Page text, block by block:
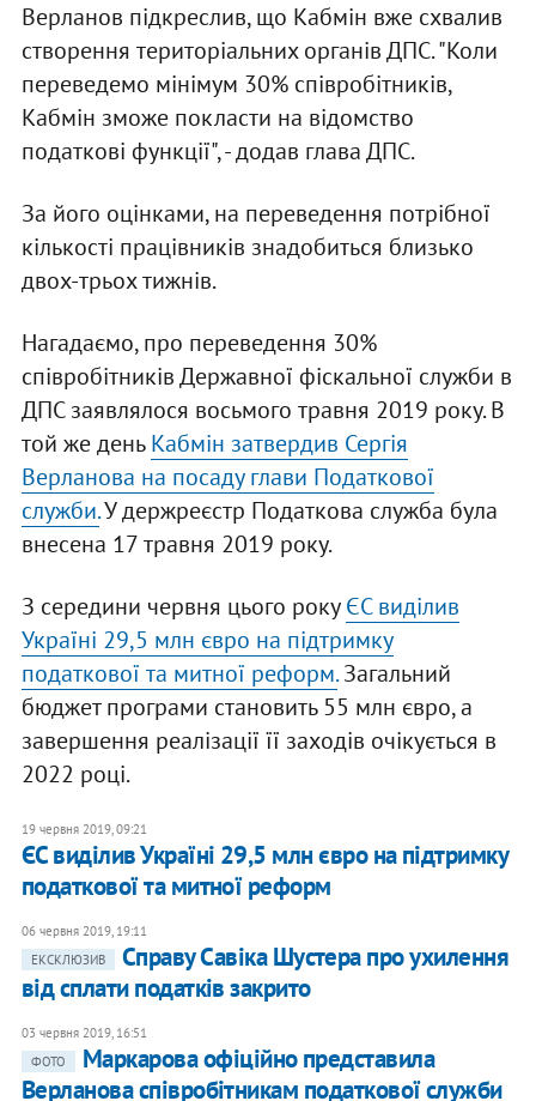
Верланов підкреслив, що Кабмін вже схвалив
створення територіальних органів ДПС. "Коли
переведемо мінімум 30% співробітників,
Кабмін зможе покласти на відомство
податкові функції", - додав глава ДПС.
За його оцінками, на переведення потрібної
кількості працівників знадобиться близько
двох-трьох тижнів.
Нагадаємо, про переведення 30%
співробітників Державної фіскальної служби в
ДПС заявлялося восьмого травня 2019 року. В
той же деньКабмін затвердив Сергія
Верланова на посаду глави Податкової
служби.У держреєстр Податкова служба була
внесена 17 травня 2019 року.
З середини червня цього рокуЄС виділив
Україні 29,5 млн євро на підтримку
податкової та митної реформ.Загальний
бюджет програми становить 55 млн євро, а
завершення реалізації її заходів очікується в
2022 році.
19 червня 2019, 09:21
ЄС виділив Україні 29,5 млн євро на підтримку
податкової та митної реформ
06 червня 2019, 19:11
ЕКСКЛЮЗИВ
Справу Савіка Шустера про ухилення
від сплати податків закрито
03 червня 2019, 16:51
ФОТО
Маркарова офіційно представила
Верланова співробітникам податкової служби